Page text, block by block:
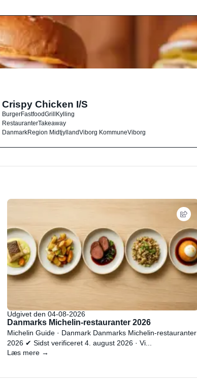
Crispy Chicken I/S
BurgerFastfoodGrillKylling
RestauranterTakeaway
DanmarkRegion MidtjyllandViborg KommuneViborg
Udgivet den 04-08-2026
Danmarks Michelin-restauranter 2026
Michelin Guide · Danmark Danmarks Michelin-restauranter
2026 ✔ Sidst verificeret 4. august 2026 · Vi...
Læs mere →